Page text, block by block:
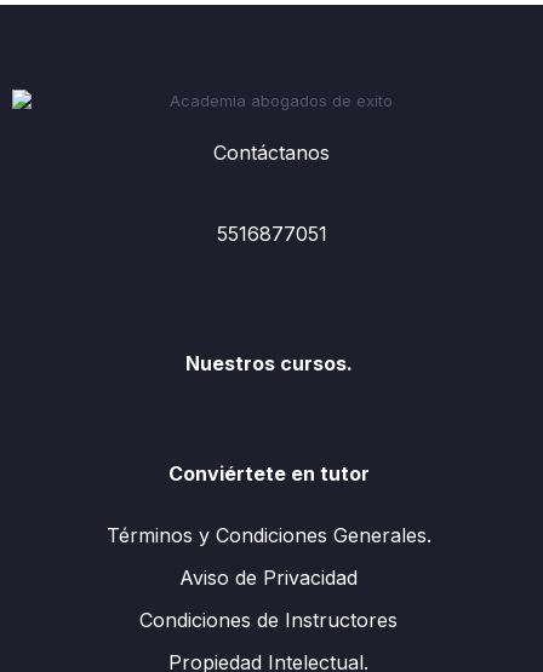
Contáctanos
5516877051
Nuestros cursos.
Conviértete en tutor
Términos y Condiciones Generales.
Aviso de Privacidad
Condiciones de Instructores
Propiedad Intelectual.